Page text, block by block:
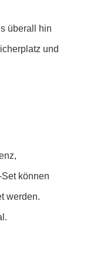
überall hin
und
können
werden.